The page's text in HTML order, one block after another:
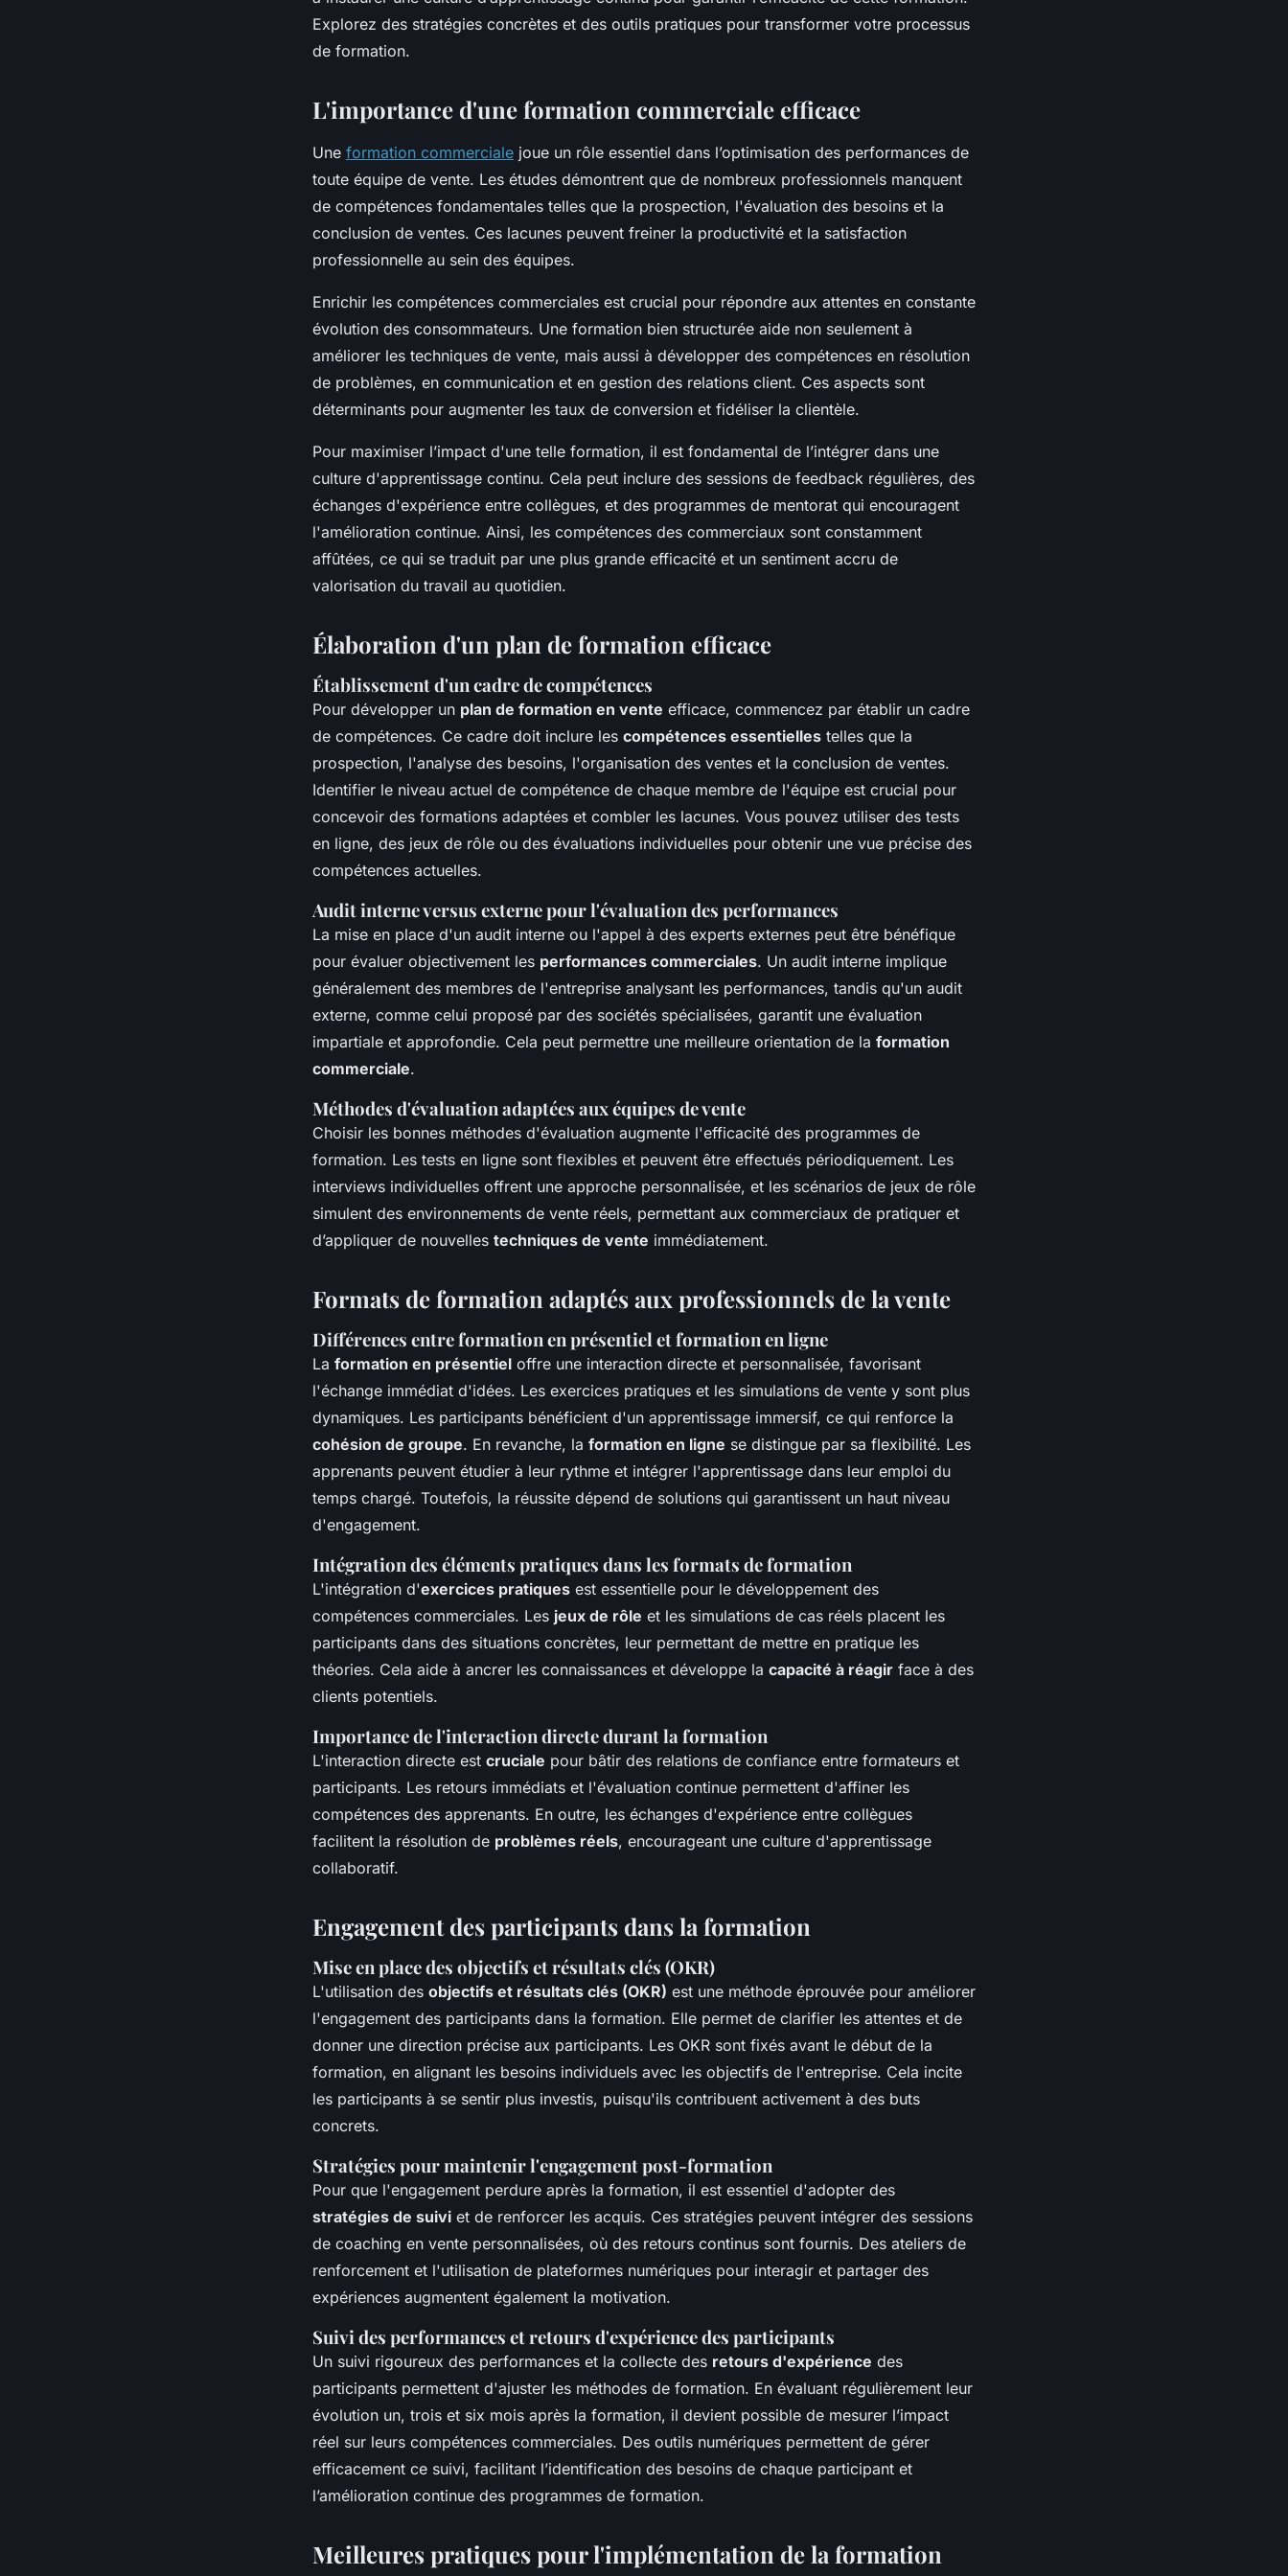
Explorez des stratégies concrètes et des outils pratiques pour transformer votre processus
de formation.
L'importance d'une formation commerciale efficace
Une formation commerciale joue un rôle essentiel dans l’optimisation des performances de
toute équipe de vente. Les études démontrent que de nombreux professionnels manquent
de compétences fondamentales telles que la prospection, l'évaluation des besoins et la
conclusion de ventes. Ces lacunes peuvent freiner la productivité et la satisfaction
professionnelle au sein des équipes.
Enrichir les compétences commerciales est crucial pour répondre aux attentes en constante
évolution des consommateurs. Une formation bien structurée aide non seulement à
améliorer les techniques de vente, mais aussi à développer des compétences en résolution
de problèmes, en communication et en gestion des relations client. Ces aspects sont
déterminants pour augmenter les taux de conversion et fidéliser la clientèle.
Pour maximiser l’impact d'une telle formation, il est fondamental de l’intégrer dans une
culture d'apprentissage continu. Cela peut inclure des sessions de feedback régulières, des
échanges d'expérience entre collègues, et des programmes de mentorat qui encouragent
l'amélioration continue. Ainsi, les compétences des commerciaux sont constamment
affûtées, ce qui se traduit par une plus grande efficacité et un sentiment accru de
valorisation du travail au quotidien.
Élaboration d'un plan de formation efficace
Établissement d'un cadre de compétences
Pour développer un plan de formation en vente efficace, commencez par établir un cadre
de compétences. Ce cadre doit inclure les compétences essentielles telles que la
prospection, l'analyse des besoins, l'organisation des ventes et la conclusion de ventes.
Identifier le niveau actuel de compétence de chaque membre de l'équipe est crucial pour
concevoir des formations adaptées et combler les lacunes. Vous pouvez utiliser des tests
en ligne, des jeux de rôle ou des évaluations individuelles pour obtenir une vue précise des
compétences actuelles.
Audit interne versus externe pour l'évaluation des performances
La mise en place d'un audit interne ou l'appel à des experts externes peut être bénéfique
pour évaluer objectivement les performances commerciales. Un audit interne implique
généralement des membres de l'entreprise analysant les performances, tandis qu'un audit
externe, comme celui proposé par des sociétés spécialisées, garantit une évaluation
impartiale et approfondie. Cela peut permettre une meilleure orientation de la formation
commerciale.
Méthodes d'évaluation adaptées aux équipes de vente
Choisir les bonnes méthodes d'évaluation augmente l'efficacité des programmes de
formation. Les tests en ligne sont flexibles et peuvent être effectués périodiquement. Les
interviews individuelles offrent une approche personnalisée, et les scénarios de jeux de rôle
simulent des environnements de vente réels, permettant aux commerciaux de pratiquer et
d’appliquer de nouvelles techniques de vente immédiatement.
Formats de formation adaptés aux professionnels de la vente
Différences entre formation en présentiel et formation en ligne
La formation en présentiel offre une interaction directe et personnalisée, favorisant
l'échange immédiat d'idées. Les exercices pratiques et les simulations de vente y sont plus
dynamiques. Les participants bénéficient d'un apprentissage immersif, ce qui renforce la
cohésion de groupe. En revanche, la formation en ligne se distingue par sa flexibilité. Les
apprenants peuvent étudier à leur rythme et intégrer l'apprentissage dans leur emploi du
temps chargé. Toutefois, la réussite dépend de solutions qui garantissent un haut niveau
d'engagement.
Intégration des éléments pratiques dans les formats de formation
L'intégration d'exercices pratiques est essentielle pour le développement des
compétences commerciales. Les jeux de rôle et les simulations de cas réels placent les
participants dans des situations concrètes, leur permettant de mettre en pratique les
théories. Cela aide à ancrer les connaissances et développe la capacité à réagir face à des
clients potentiels.
Importance de l'interaction directe durant la formation
L'interaction directe est cruciale pour bâtir des relations de confiance entre formateurs et
participants. Les retours immédiats et l'évaluation continue permettent d'affiner les
compétences des apprenants. En outre, les échanges d'expérience entre collègues
facilitent la résolution de problèmes réels, encourageant une culture d'apprentissage
collaboratif.
Engagement des participants dans la formation
Mise en place des objectifs et résultats clés (OKR)
L'utilisation des objectifs et résultats clés (OKR) est une méthode éprouvée pour améliorer
l'engagement des participants dans la formation. Elle permet de clarifier les attentes et de
donner une direction précise aux participants. Les OKR sont fixés avant le début de la
formation, en alignant les besoins individuels avec les objectifs de l'entreprise. Cela incite
les participants à se sentir plus investis, puisqu'ils contribuent activement à des buts
concrets.
Stratégies pour maintenir l'engagement post-formation
Pour que l'engagement perdure après la formation, il est essentiel d'adopter des
stratégies de suivi et de renforcer les acquis. Ces stratégies peuvent intégrer des sessions
de coaching en vente personnalisées, où des retours continus sont fournis. Des ateliers de
renforcement et l'utilisation de plateformes numériques pour interagir et partager des
expériences augmentent également la motivation.
Suivi des performances et retours d'expérience des participants
Un suivi rigoureux des performances et la collecte des retours d'expérience des
participants permettent d'ajuster les méthodes de formation. En évaluant régulièrement leur
évolution un, trois et six mois après la formation, il devient possible de mesurer l’impact
réel sur leurs compétences commerciales. Des outils numériques permettent de gérer
efficacement ce suivi, facilitant l’identification des besoins de chaque participant et
l’amélioration continue des programmes de formation.
Meilleures pratiques pour l'implémentation de la formation